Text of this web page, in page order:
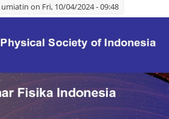
umiatin on Fri, 10/04/2024 - 09:48